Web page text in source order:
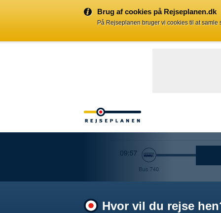
Brug af cookies på Rejseplanen.dk
På Rejseplanen bruger vi cookies til at
Hvor vil du rejse